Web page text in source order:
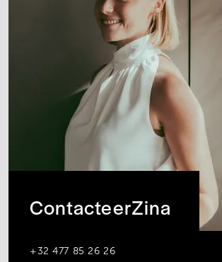
ContacteerZina
+32 477 85 26 26